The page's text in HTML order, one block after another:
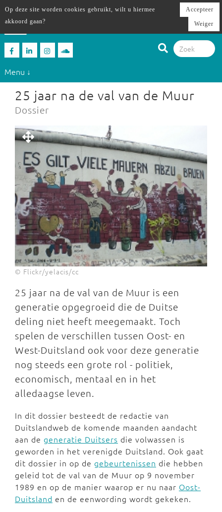
Menu ↓
25 jaar na de val van de Muur
Dossier
© Flickr/yelacis/cc
25 jaar na de val van de Muur is een
generatie opgegroeid die de Duitse
deling niet heeft meegemaakt. Toch
spelen de verschillen tussen Oost- en
West-Duitsland ook voor deze generatie
nog steeds een grote rol - politiek,
economisch, mentaal en in het
alledaagse leven.
In dit dossier besteedt de redactie van
Duitslandweb de komende maanden aandacht
aan de generatie Duitsers die volwassen is
geworden in het verenigde Duitsland. Ook gaat
dit dossier in op de gebeurtenissen die hebben
geleid tot de val van de Muur op 9 november
1989 en op de manier waarop er nu naar Oost-
Duitsland en de eenwording wordt gekeken.
Op deze site worden cookies gebruikt, wilt u hiermee
akkoord gaan?
Accepteer
Weiger